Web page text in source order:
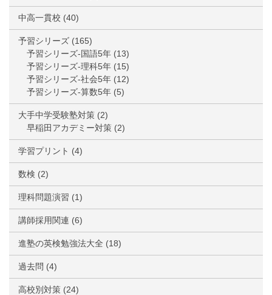
中高一貫校 (40)
予習シリーズ (165)
予習シリーズ-国語5年 (13)
予習シリーズ-理科5年 (15)
予習シリーズ-社会5年 (12)
予習シリーズ-算数5年 (5)
大手中学受験塾対策 (2)
早稲田アカデミー対策 (2)
学習プリント (4)
数検 (2)
理科問題演習 (1)
講師採用関連 (6)
進塾の英検勉強法大全 (18)
過去問 (4)
高校別対策 (24)